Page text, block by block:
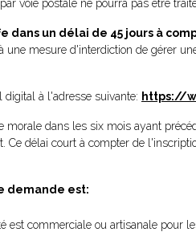
voie postale ne pourra pas être
dans un délai de 45 jours à
une mesure d'interdiction de gérer
digital à l'adresse suivante: https://
morale dans les six mois ayant
délai court à compter de
demande est:
est commerciale ou artisanale pour